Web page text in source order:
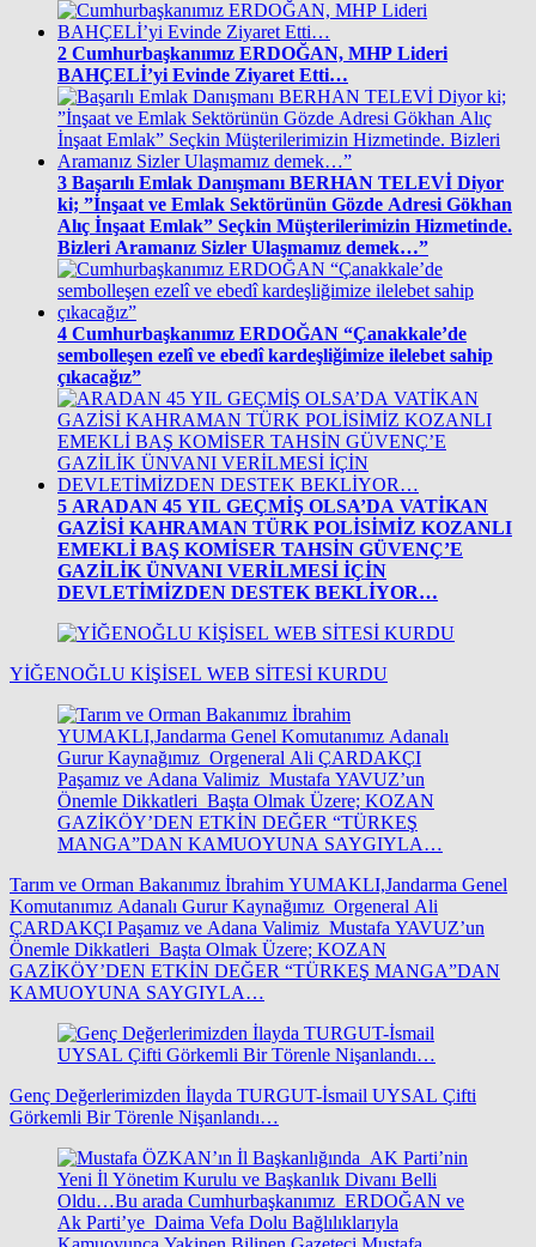
2 Cumhurbaşkanımız ERDOĞAN, MHP Lideri
BAHÇELİ’yi Evinde Ziyaret Etti…
3 Başarılı Emlak Danışmanı BERHAN TELEVİ Diyor
ki; ”İnşaat ve Emlak Sektörünün Gözde Adresi Gökhan
Alıç İnşaat Emlak” Seçkin Müşterilerimizin Hizmetinde.
Bizleri Aramanız Sizler Ulaşmamız demek…”
4 Cumhurbaşkanımız ERDOĞAN “Çanakkale’de
sembolleşen ezelî ve ebedî kardeşliğimize ilelebet sahip
çıkacağız”
5 ARADAN 45 YIL GEÇMİŞ OLSA’DA VATİKAN
GAZİSİ KAHRAMAN TÜRK POLİSİMİZ KOZANLI
EMEKLİ BAŞ KOMİSER TAHSİN GÜVENÇ’E
GAZİLİK ÜNVANI VERİLMESİ İÇİN
DEVLETİMİZDEN DESTEK BEKLİYOR…
YİĞENOĞLU KİŞİSEL WEB SİTESİ KURDU
Tarım ve Orman Bakanımız İbrahim YUMAKLI,Jandarma Genel
Komutanımız Adanalı Gurur Kaynağımız Orgeneral Ali
ÇARDAKÇI Paşamız ve Adana Valimiz Mustafa YAVUZ’un
Önemle Dikkatleri Başta Olmak Üzere; KOZAN
GAZİKÖY’DEN ETKİN DEĞER “TÜRKEŞ MANGA”DAN
KAMUOYUNA SAYGIYLA…
Genç Değerlerimizden İlayda TURGUT-İsmail UYSAL Çifti
Görkemli Bir Törenle Nişanlandı…